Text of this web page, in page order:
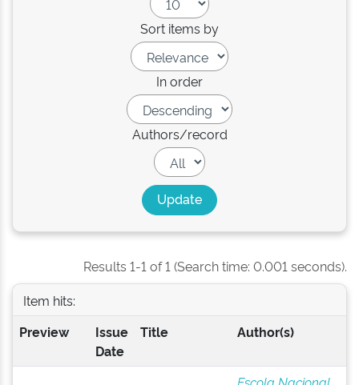
Sort items by
In order
Authors/record
Results 1-1 of 1 (Search time: 0.001 seconds).
Item hits:
Preview
Issue
Date
Title Author(s)